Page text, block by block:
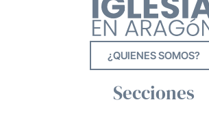
¿QUIENES SOMOS?
Secciones